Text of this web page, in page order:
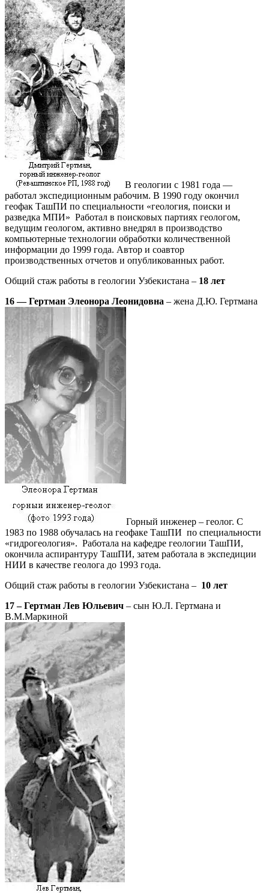
В геологии с 1981 года —
работал экспедиционным рабочим. В 1990 году окончил
геофак ТашПИ по специальности «геология, поиски и
разведка МПИ» Работал в поисковых партиях геологом,
ведущим геологом, активно внедрял в производство
компьютерные технологии обработки количественной
информации до 1999 года. Автор и соавтор
производственных отчетов и опубликованных работ.
Общий стаж работы в геологии Узбекистана – 18 лет
16 — Гертман Элеонора Леонидовна – жена Д.Ю. Гертмана
Горный инженер – геолог. С
1983 по 1988 обучалась на геофаке ТашПИ по специальности
«гидрогеология». Работала на кафедре геологии ТашПИ,
окончила аспирантуру ТашПИ, затем работала в экспедиции
НИИ в качестве геолога до 1993 года.
Общий стаж работы в геологии Узбекистана – 10 лет
17 – Гертман Лев Юльевич – сын Ю.Л. Гертмана и
В.М.Маркиной